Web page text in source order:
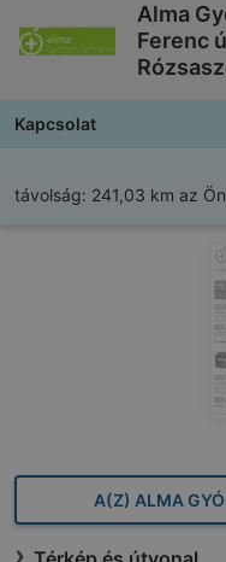
Alma
Ferenc
Kapcsolat
távolság: 241,03 km az
A(Z) ALMA